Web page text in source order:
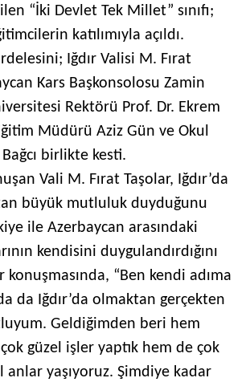
“İki Devlet Tek Millet” sınıfı;
katılımıyla açıldı.
Iğdır Valisi M. Fırat
Kars Başkonsolosu Zamin
Rektörü Prof. Dr. Ekrem
Müdürü Aziz Gün ve Okul
birlikte kesti.
Vali M. Fırat Taşolar, Iğdır’da
büyük mutluluk duyduğunu
ile Azerbaycan arasındaki
kendisini duygulandırdığını
konuşmasında, “Ben kendi adıma
da Iğdır’da olmaktan gerçekten
Geldiğimden beri hem
güzel işler yaptık hem de çok
anlar yaşıyoruz. Şimdiye kadar